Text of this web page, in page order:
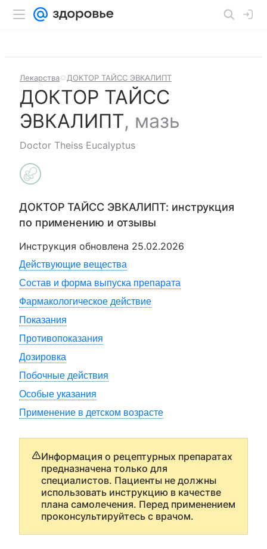
Лекарства ДОКТОР ТАЙСС ЭВКАЛИПТ
ДОКТОР ТАЙСС
ЭВКАЛИПТ, мазь
Doctor Theiss Eucalyptus
ДОКТОР ТАЙСС ЭВКАЛИПТ: инструкция
по применению и отзывы
Инструкция обновлена 25.02.2026
Действующие вещества
Состав и форма выпуска препарата
Фармакологическое действие
Показания
Противопоказания
Дозировка
Побочные действия
Особые указания
Применение в детском возрасте
Информация о рецептурных препаратах
предназначена только для
специалистов. Пациенты не должны
использовать инструкцию в качестве
плана самолечения. Перед применением
проконсультируйтесь с врачом.